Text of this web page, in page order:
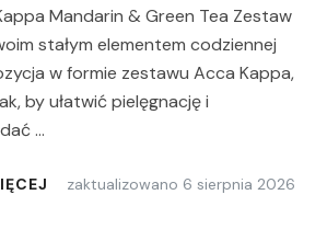
Mandarin & Green Tea Zestaw
stałym elementem codziennej
w formie zestawu Acca Kappa,
by ułatwić pielęgnację i
…
zaktualizowano 6 sierpnia 2026